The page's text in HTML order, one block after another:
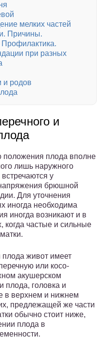
мелких частей
Причины.
Профилактика.
при разных
и родов
и
положения плода вполне
лишь наружного
у
брюшной
Для уточнения
иногда необходима
иногда возникают и в
когда частые и сильные
живот имеет
или косо-
акушерском
плода, головка и
в верхнем и нижнем
предлежащей же части
обычно стоит ниже,
плода в